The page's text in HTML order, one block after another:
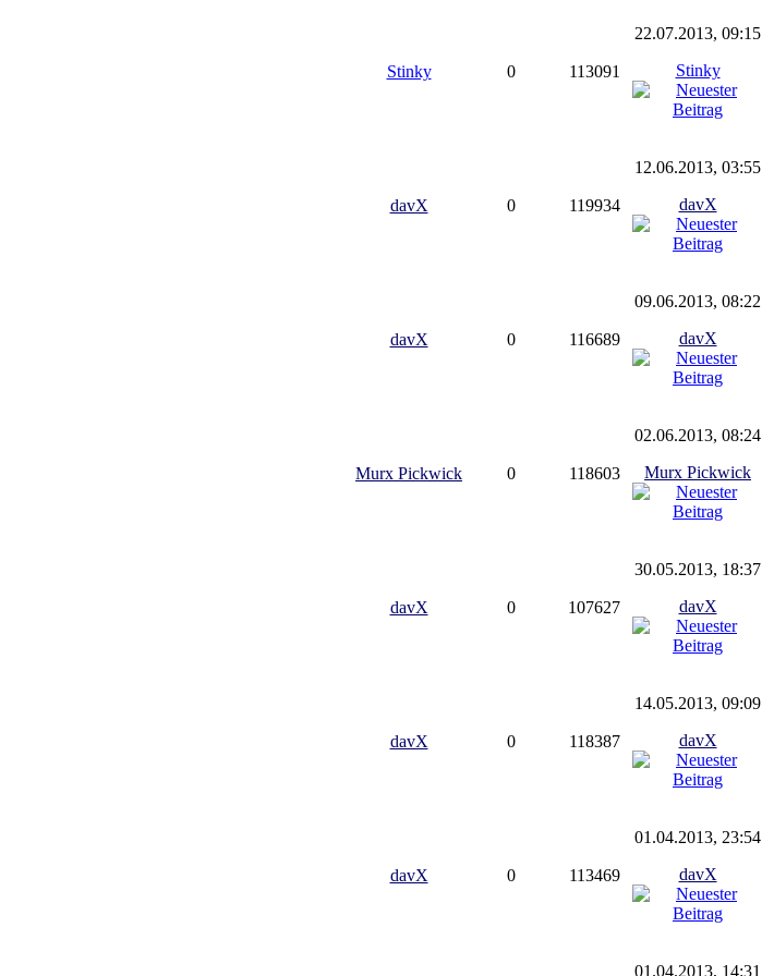
Stinky 0 113091
22.07.2013, 09:15
Stinky
davX 0 119934
12.06.2013, 03:55
davX
davX 0 116689
09.06.2013, 08:22
davX
Murx Pickwick 0 118603
02.06.2013, 08:24
Murx Pickwick
davX 0 107627
30.05.2013, 18:37
davX
davX 0 118387
14.05.2013, 09:09
davX
davX 0 113469
01.04.2013, 23:54
davX
01.04.2013, 14:31